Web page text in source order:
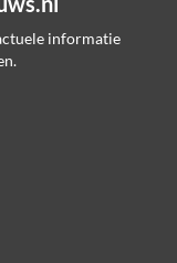
informatie